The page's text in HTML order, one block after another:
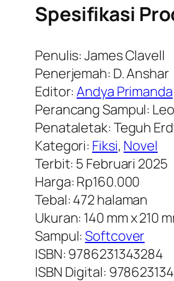
Spesifikasi
Penulis: James Clavell
Penerjemah: D. Anshar
Editor:Andya Primanda
Perancang Sampul:
Penataletak: Teguh
Kategori: Fiksi, Novel
Terbit: 5 Februari 2025
Harga: Rp160.000
Tebal: 472 halaman
Ukuran: 140 mm x 210
Sampul:Softcover
ISBN: 9786231343284
ISBN Digital: